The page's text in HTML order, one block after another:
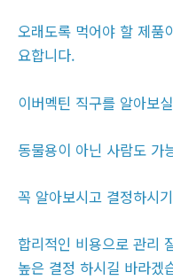
오래도록 먹어야 할 제품
요합니다.
이버멕틴 직구를 알아보
동물용이 아닌 사람도 가
꼭 알아보시고 결정하시
합리적인 비용으로 관리
높은 결정 하시길 바라겠